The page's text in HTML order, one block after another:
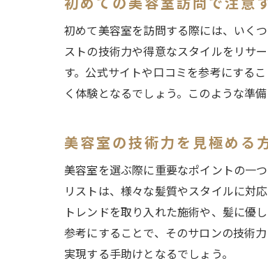
初めての美容室訪問で注意
初めて美容室を訪問する際には、いく
ストの技術力や得意なスタイルをリサ
す。公式サイトや口コミを参考にする
く体験となるでしょう。このような準
美容室の技術力を見極める
美容室を選ぶ際に重要なポイントの一
リストは、様々な髪質やスタイルに対
トレンドを取り入れた施術や、髪に優
参考にすることで、そのサロンの技術
実現する手助けとなるでしょう。